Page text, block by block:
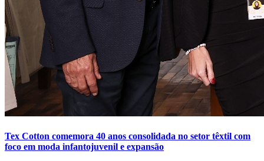
Tex Cotton comemora 40 anos consolidada no setor têxtil com
foco em moda infantojuvenil e expansão